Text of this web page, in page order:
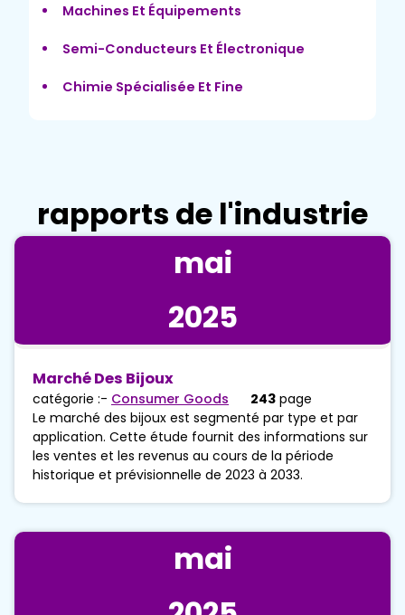
Machines Et Équipements
Semi-Conducteurs Et Électronique
Chimie Spécialisée Et Fine
rapports de l'industrie
mai
2025
Marché Des Bijoux
catégorie :- Consumer Goods 243 page
Le marché des bijoux est segmenté par type et par
application. Cette étude fournit des informations sur
les ventes et les revenus au cours de la période
historique et prévisionnelle de 2023 à 2033.
mai